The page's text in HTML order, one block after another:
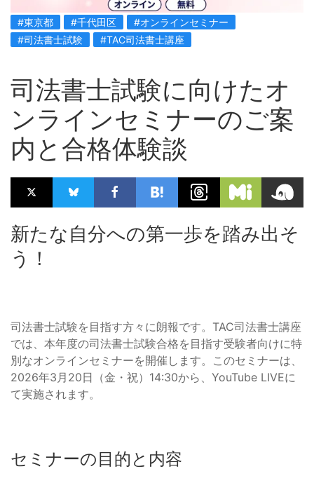
#東京都 #千代田区
#オンラインセミナー
#司法書士試験
#TAC司法書士講座
司法書士試験に向けたオ
ンラインセミナーのご案
内と合格体験談
新たな自分への第一歩を踏み出そ
う！
司法書士試験を目指す方々に朗報です。TAC司法書士講座
では、本年度の司法書士試験合格を目指す受験者向けに特
別なオンラインセミナーを開催します。このセミナーは、
2026年3月20日（金・祝）14:30から、YouTube LIVEに
て実施されます。
セミナーの目的と内容